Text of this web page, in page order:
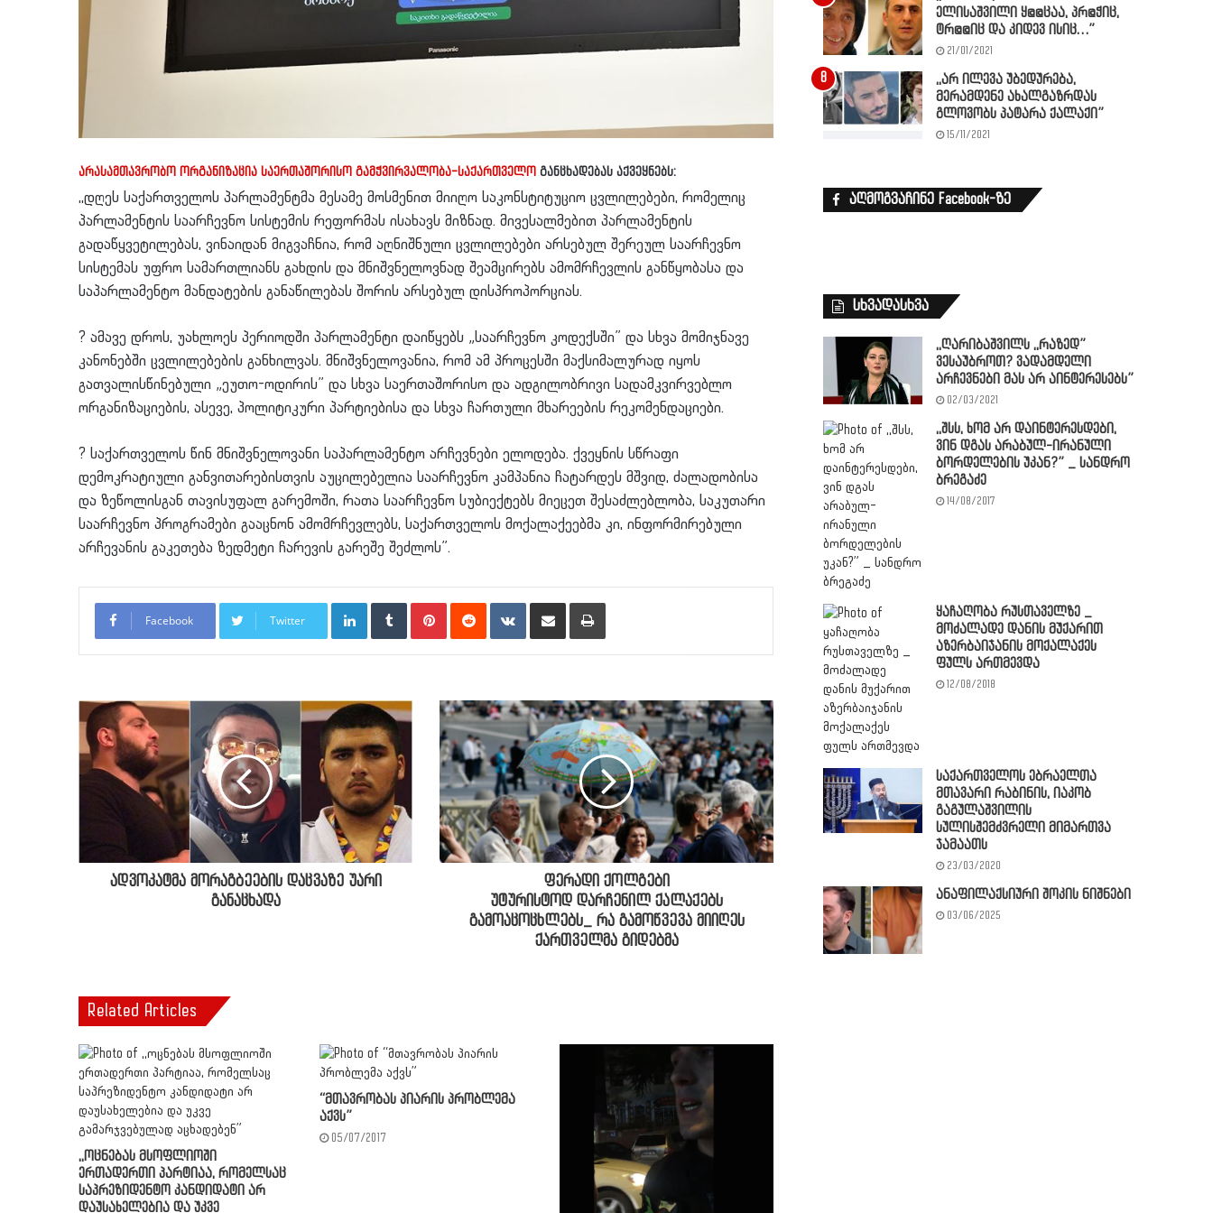
არასამთავრობო ორგანიზაცია საერთაშორისო გამჭვირვალობა-საქართველო განცხადებას აქვეყნებს:
,,დღეს საქართველოს პარლამენტმა მესამე მოსმენით მიიღო საკონსტიტუციო ცვლილებები, რომელიც
პარლამენტის საარჩევნო სისტემის რეფორმას ისახავს მიზნად. მივესალმებით პარლამენტის
გადაწყვეტილებას, ვინაიდან მიგვაჩნია, რომ აღნიშნული ცვლილებები არსებულ შერეულ საარჩევნო
სისტემას უფრო სამართლიანს გახდის და მნიშვნელოვნად შეამცირებს ამომრჩევლის განწყობასა და
საპარლამენტო მანდატების განაწილებას შორის არსებულ დისპროპორციას.
? ამავე დროს, უახლოეს პერიოდში პარლამენტი დაიწყებს „საარჩევნო კოდექსში” და სხვა მომიჯნავე
კანონებში ცვლილებების განხილვას. მნიშვნელოვანია, რომ ამ პროცესში მაქსიმალურად იყოს
გათვალისწინებული „ეუთო-ოდირის” და სხვა საერთაშორისო და ადგილობრივი სადამკვირვებლო
ორგანიზაციების, ასევე, პოლიტიკური პარტიებისა და სხვა ჩართული მხარეების რეკომენდაციები.
? საქართველოს წინ მნიშვნელოვანი საპარლამენტო არჩევნები ელოდება. ქვეყნის სწრაფი
დემოკრატიული განვითარებისთვის აუცილებელია საარჩევნო კამპანია ჩატარდეს მშვიდ, ძალადობისა
და ზეწოლისგან თავისუფალ გარემოში, რათა საარჩევნო სუბიექტებს მიეცეთ შესაძლებლობა, საკუთარი
საარჩევნო პროგრამები გააცნონ ამომრჩევლებს, საქართველოს მოქალაქეებმა კი, ინფორმირებული
არჩევანის გაკეთება ზედმეტი ჩარევის გარეშე შეძლოს”.
Facebook Twitter
LinkedInTumblr PinterestReddit VKontakteShare via Email Print
ადვოკატმა მორაგბეების დაცვაზე უარი
განაცხადა
ფერადი ქოლგები
უტურისტოდ დარჩენილ ქალაქებს
გამოაცოცხლებს_ რა გამოწვევა მიიღეს
ქართველმა გიდებმა
Related Articles
,,ოცნებას მსოფლიოში
ერთადერთი პარტიაა, რომელსაც
საპრეზიდენტო კანდიდატი არ
დაუსახელებია და უკვე
“მთავრობას პიარის პრობლემა
აქვს”
05/07/2017
ელისაშვილი ყ@@ცაა, პრ@ჭიც,
ტრ@@იც და კიდევ ისიც…”
21/01/2021
,,არ ილევა უბედურება,
მერამდენე ახალგაზრდას
გლოვობს პატარა ქალაქი”
15/11/2021
აღმოგვაჩინე Facebook-ზე
სხვადასხვა
,,ღარიბაშვილს ,,რაზედ”
ვესაუბროთ? ვადამდელი
არჩევნები მას არ აინტერესებს”
02/03/2021
,,შსს, ხომ არ დაინტერესდები,
ვინ დგას არაბულ-ირანული
ბორდელების უკან?” _ სანდრო
ბრეგაძე
14/08/2017
ყაჩაღობა რუსთაველზე _
მოძალადე დანის მუქარით
აზერბაიჯანის მოქალაქეს
ფულს ართმევდა
12/08/2018
საქართველოს ებრაელთა
მთავარი რაბინის, იაკობ
გაგულაშვილის
სულისშემძვრელი მიმართვა
ჯამაათს
23/03/2020
ანაფილაქსიური შოკის ნიშნები
03/06/2025